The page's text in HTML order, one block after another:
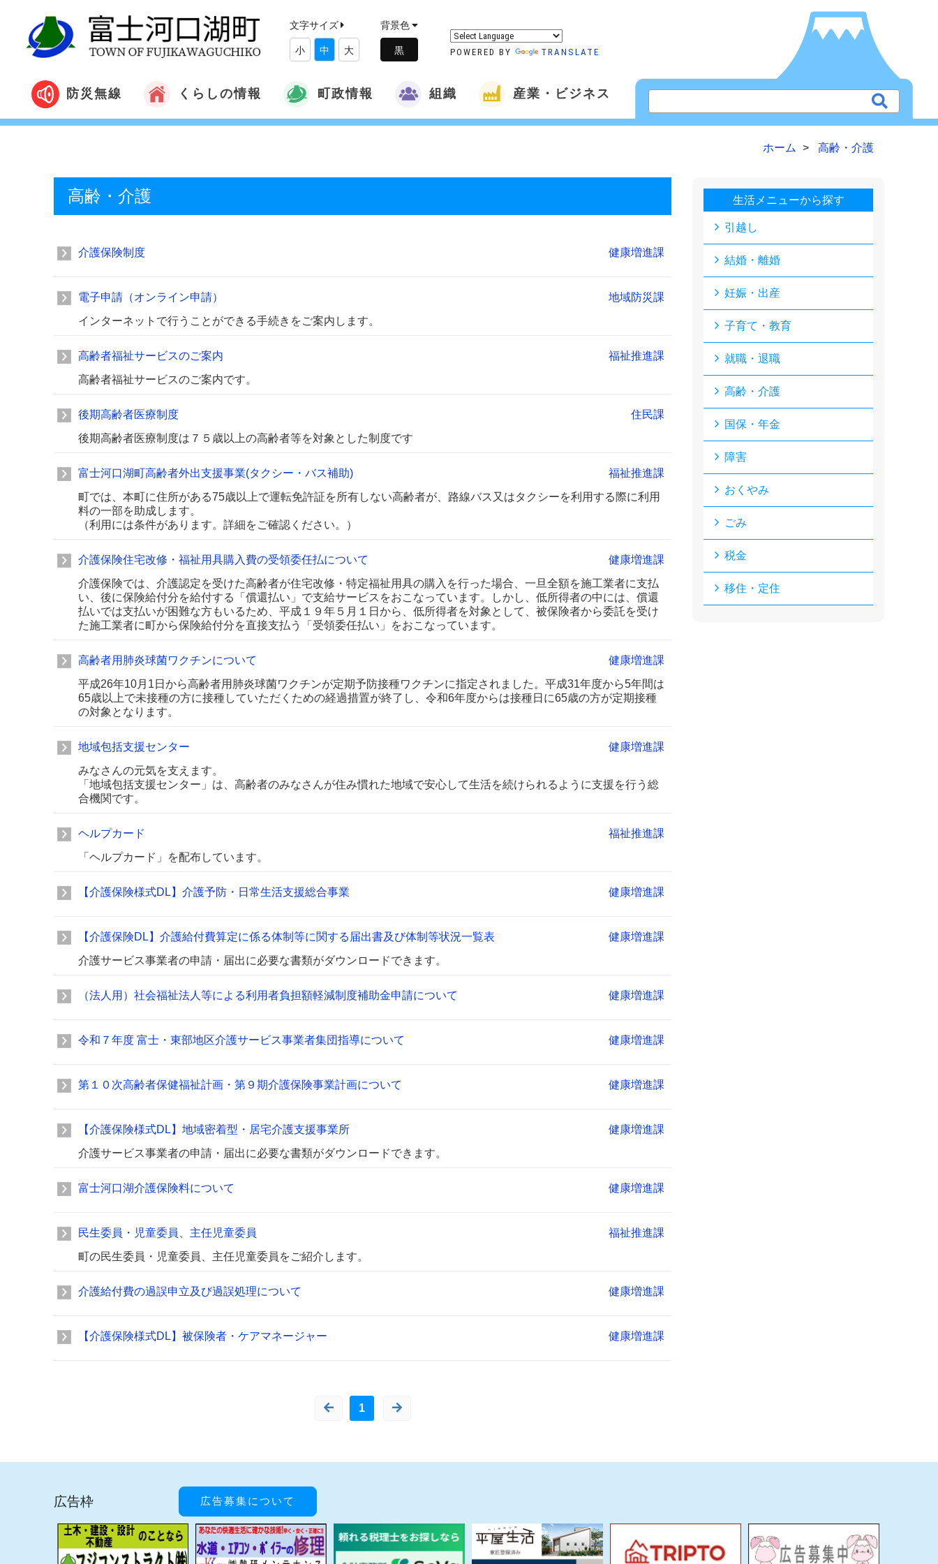
文字サイズ
小 中 大
背景色
POWERED BY TRANSLATE
防災無線 くらしの情報 町政情報 組織 産業・ビジネス
ホーム 高齢・介護
高齢・介護
介護保険制度 健康増進課
電子申請（オンライン申請）
地域防災課
インターネットで行うことができる手続きをご案内します。
高齢者福祉サービスのご案内
福祉推進課
高齢者福祉サービスのご案内です。
後期高齢者医療制度
住民課
後期高齢者医療制度は７５歳以上の高齢者等を対象とした制度です
富士河口湖町高齢者外出支援事業(タクシー・バス補助)
福祉推進課
町では、本町に住所がある75歳以上で運転免許証を所有しない高齢者が、路線バス又はタクシーを利用する際に利用
料の一部を助成します。
（利用には条件があります。詳細をご確認ください。）
介護保険住宅改修・福祉用具購入費の受領委任払について
健康増進課
介護保険では、介護認定を受けた高齢者が住宅改修・特定福祉用具の購入を行った場合、一旦全額を施工業者に支払
い、後に保険給付分を給付する「償還払い」で支給サービスをおこなっています。しかし、低所得者の中には、償還
払いでは支払いが困難な方もいるため、平成１９年５月１日から、低所得者を対象として、被保険者から委託を受け
た施工業者に町から保険給付分を直接支払う「受領委任払い」をおこなっています。
高齢者用肺炎球菌ワクチンについて
健康増進課
平成26年10月1日から高齢者用肺炎球菌ワクチンが定期予防接種ワクチンに指定されました。平成31年度から5年間は
65歳以上で未接種の方に接種していただくための経過措置が終了し、令和6年度からは接種日に65歳の方が定期接種
の対象となります。
地域包括支援センター
健康増進課
みなさんの元気を支えます。
「地域包括支援センター」は、高齢者のみなさんが住み慣れた地域で安心して生活を続けられるように支援を行う総
合機関です。
ヘルプカード
福祉推進課
「ヘルプカード」を配布しています。
【介護保険様式DL】介護予防・日常生活支援総合事業 健康増進課
【介護保険DL】介護給付費算定に係る体制等に関する届出書及び体制等状況一覧表
健康増進課
介護サービス事業者の申請・届出に必要な書類がダウンロードできます。
（法人用）社会福祉法人等による利用者負担額軽減制度補助金申請について 健康増進課
令和７年度 富士・東部地区介護サービス事業者集団指導について 健康増進課
第１０次高齢者保健福祉計画・第９期介護保険事業計画について 健康増進課
【介護保険様式DL】地域密着型・居宅介護支援事業所
健康増進課
介護サービス事業者の申請・届出に必要な書類がダウンロードできます。
富士河口湖介護保険料について 健康増進課
民生委員・児童委員、主任児童委員
福祉推進課
町の民生委員・児童委員、主任児童委員をご紹介します。
介護給付費の過誤申立及び過誤処理について 健康増進課
【介護保険様式DL】被保険者・ケアマネージャー 健康増進課
1
生活メニューから探す
引越し
結婚・離婚
妊娠・出産
子育て・教育
就職・退職
高齢・介護
国保・年金
障害
おくやみ
ごみ
税金
移住・定住
広告枠 広告募集について